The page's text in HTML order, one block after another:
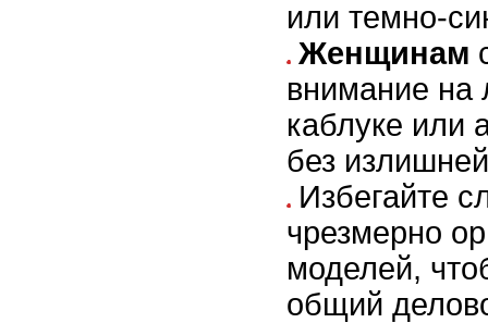
или темно-
Женщинам
внимание на
каблуке или
без
Избегайте
чрезмерно
моделей,
общий